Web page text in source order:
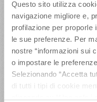
Questo sito utilizza
navigazione migliore e,
profilazione per proporle
le sue preferenze. Per
nostre “informazioni sui
o impostare le
Selezionando “Accetta
di tutti i tipi di cookie
Scarica il MOG
ULTIMI ARTICOLI
Vacanze in
Weekend